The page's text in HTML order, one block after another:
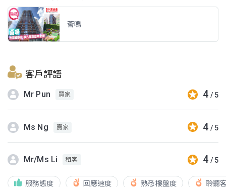
薈鳴
客戶評語
Mr Pun 買家 4 / 5
Ms Ng 賣家 4 / 5
Mr/Ms Li 租客 4 / 5
服務態度 回應速度 熟悉樓盤度 聆聽